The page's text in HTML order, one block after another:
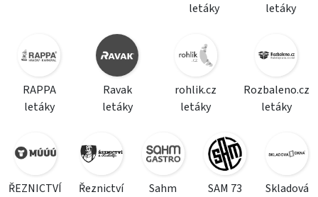
letáky
letáky
RAPPA
letáky
Ravak
letáky
rohlik.cz
letáky
Rozbaleno.cz
letáky
ŘEZNICTVÍ
Řeznictví
Sahm
SAM 73
Skladová